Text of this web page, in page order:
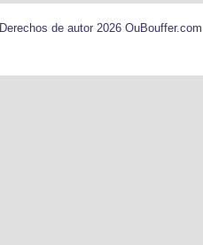
Derechos de autor 2026